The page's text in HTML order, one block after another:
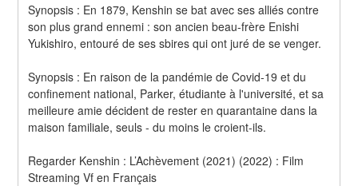
Synopsis : En 1879, Kenshin se bat avec ses alliés contre
son plus grand ennemi : son ancien beau-frère Enishi
Yukishiro, entouré de ses sbires qui ont juré de se venger.
Synopsis : En raison de la pandémie de Covid-19 et du
confinement national, Parker, étudiante à l'université, et sa
meilleure amie décident de rester en quarantaine dans la
maison familiale, seuls - du moins le croient-ils.
Regarder Kenshin : L’Achèvement (2021) (2022) : Film
Streaming Vf en Français